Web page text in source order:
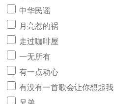
中华民谣
月亮惹的祸
走过咖啡屋
一无所有
有一点动心
有没有一首歌会让你想起我